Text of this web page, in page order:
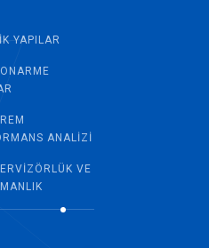
YAPILAR
ANALIZI
VE